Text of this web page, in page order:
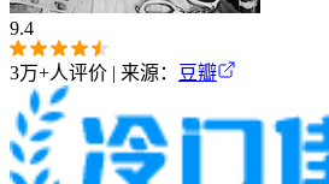
9.4
3万+人评价 | 来源： 豆瓣